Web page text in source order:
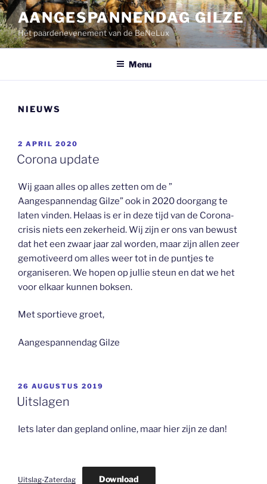
Ga
naar
de
inhoud
AANGESPANNENDAG GILZE
Hét paardenevenement van de BeNeLux
Menu
NIEUWS
GEPLAATST
OP
2 APRIL 2020
Corona update
Wij gaan alles op alles zetten om de ”
Aangespannendag Gilze” ook in 2020 doorgang te
laten vinden. Helaas is er in deze tijd van de Corona-
crisis niets een zekerheid. Wij zijn er ons van bewust
dat het een zwaar jaar zal worden, maar zijn allen zeer
gemotiveerd om alles weer tot in de puntjes te
organiseren. We hopen op jullie steun en dat we het
voor elkaar kunnen boksen.
Met sportieve groet,
Aangespannendag Gilze
GEPLAATST
OP
26 AUGUSTUS 2019
Uitslagen
Iets later dan gepland online, maar hier zijn ze dan!
Uitslag-Zaterdag Download